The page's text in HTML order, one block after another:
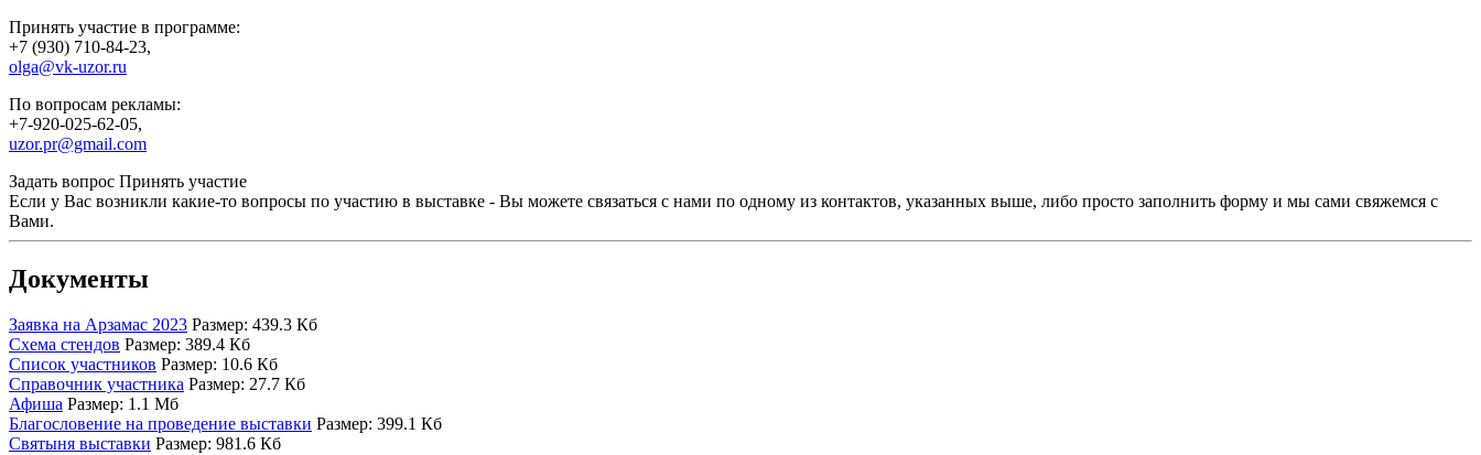
Принять участие в программе:
+7 (930) 710-84-23,
olga@vk-uzor.ru
По вопросам рекламы:
+7-920-025-62-05,
uzor.pr@gmail.com
Задать вопрос Принять участие
Если у Вас возникли какие-то вопросы по участию в выставке - Вы можете связаться с нами по одному из контактов, указанных выше, либо просто заполнить форму и мы сами свяжемся с
Вами.
Документы
Заявка на Арзамас 2023 Размер: 439.3 Кб
Схема стендов Размер: 389.4 Кб
Список участников Размер: 10.6 Кб
Справочник участника Размер: 27.7 Кб
Афиша Размер: 1.1 Мб
Благословение на проведение выставки Размер: 399.1 Кб
Святыня выставки Размер: 981.6 Кб